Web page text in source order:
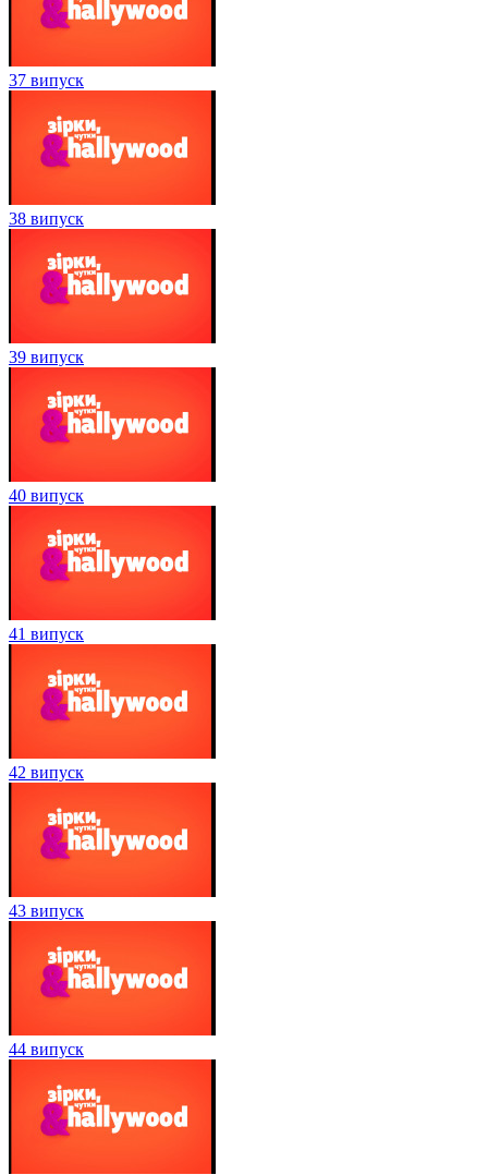
37 випуск
38 випуск
39 випуск
40 випуск
41 випуск
42 випуск
43 випуск
44 випуск